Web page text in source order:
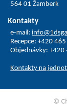
564 01 Žamberk
Kontakty
e-mail:
Recepce: +420
Objednávky: +420
Kontakty na
©